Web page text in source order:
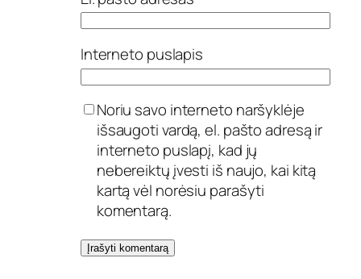
Interneto puslapis
Noriu savo interneto naršyklėje
išsaugoti vardą, el. pašto adresą ir
interneto puslapį, kad jų
nebereiktų įvesti iš naujo, kai kitą
kartą vėl norėsiu parašyti
komentarą.